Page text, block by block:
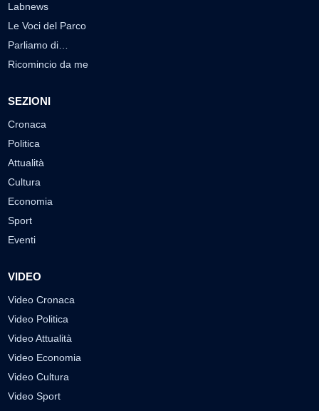
Labnews
Le Voci del Parco
Parliamo di…
Ricomincio da me
SEZIONI
Cronaca
Politica
Attualità
Cultura
Economia
Sport
Eventi
VIDEO
Video Cronaca
Video Politica
Video Attualità
Video Economia
Video Cultura
Video Sport